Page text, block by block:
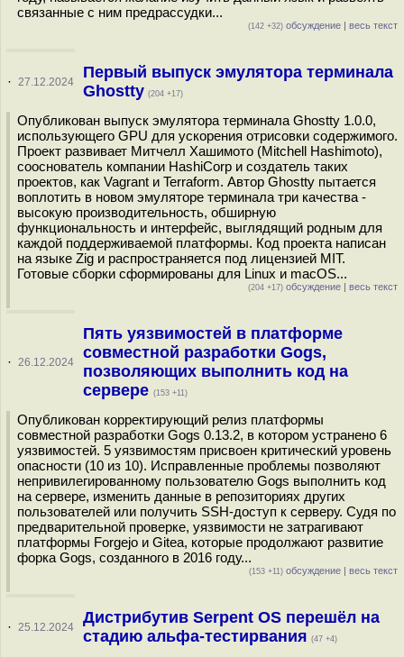
связанные с ним предрассудки...
(142 +32) обсуждение | весь текст
· 27.12.2024
Первый выпуск эмулятора терминала
Ghostty (204 +17)
Опубликован выпуск эмулятора терминала Ghostty 1.0.0,
использующего GPU для ускорения отрисовки содержимого.
Проект развивает Митчелл Хашимото (Mitchell Hashimoto),
сооснователь компании HashiCorp и создатель таких
проектов, как Vagrant и Terraform. Автор Ghostty пытается
воплотить в новом эмуляторе терминала три качества -
высокую производительность, обширную
функциональность и интерфейс, выглядящий родным для
каждой поддерживаемой платформы. Код проекта написан
на языке Zig и распространяется под лицензией MIT.
Готовые сборки сформированы для Linux и macOS...
(204 +17) обсуждение | весь текст
· 26.12.2024
Пять уязвимостей в платформе
совместной разработки Gogs,
позволяющих выполнить код на
сервере (153 +11)
Опубликован корректирующий релиз платформы
совместной разработки Gogs 0.13.2, в котором устранено 6
уязвимостей. 5 уязвимостям присвоен критический уровень
опасности (10 из 10). Исправленные проблемы позволяют
непривилегированному пользователю Gogs выполнить код
на сервере, изменить данные в репозиториях других
пользователей или получить SSH-доступ к серверу. Судя по
предварительной проверке, уязвимости не затрагивают
платформы Forgejo и Gitea, которые продолжают развитие
форка Gogs, созданного в 2016 году...
(153 +11) обсуждение | весь текст
· 25.12.2024
Дистрибутив Serpent OS перешёл на
стадию альфа-тестирвания (47 +4)